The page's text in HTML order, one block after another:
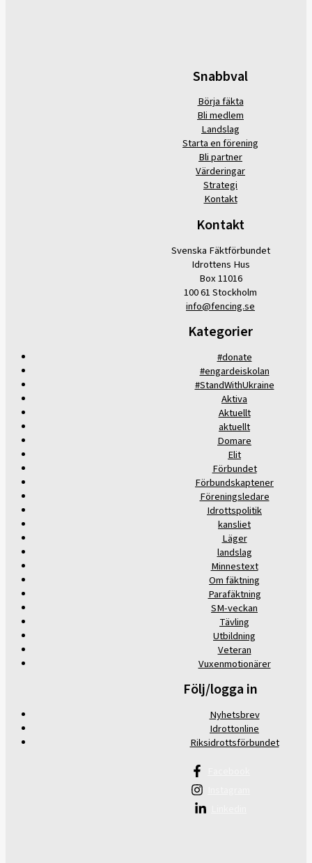
Snabbval
Börja fäkta
Bli medlem
Landslag
Starta en förening
Bli partner
Värderingar
Strategi
Kontakt
Kontakt
Svenska Fäktförbundet
Idrottens Hus
Box 11016
100 61 Stockholm
info@fencing.se
Kategorier
#donate
#engardeiskolan
#StandWithUkraine
Aktiva
Aktuellt
aktuellt
Domare
Elit
Förbundet
Förbundskaptener
Föreningsledare
Idrottspolitik
kansliet
Läger
landslag
Minnestext
Om fäktning
Parafäktning
SM-veckan
Tävling
Utbildning
Veteran
Vuxenmotionärer
Följ/logga in
Nyhetsbrev
Idrottonline
Riksidrottsförbundet